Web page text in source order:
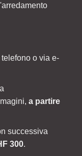
o via e-
a partire
successiva
300.